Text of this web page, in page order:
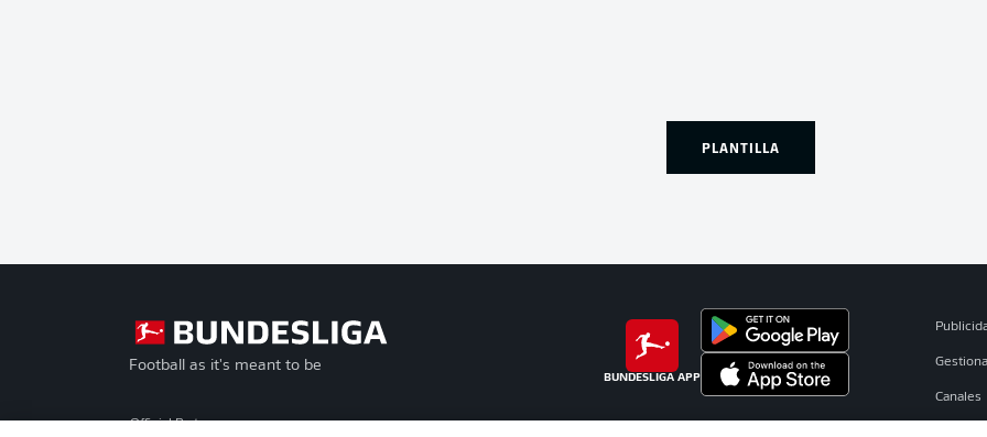
PLANTILLA
Football as it's meant to be
BUNDESLIGA APP
Official Partners
Canales